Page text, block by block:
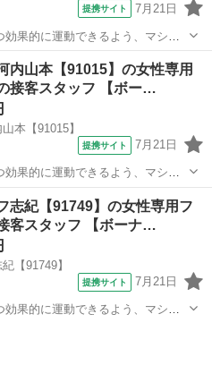
提携サイト 7月21日
果的に運動できるよう、マシン
初めての方や苦手な方がほとん
「今日はこの動きを意識しまし
ら、...
内山本【91015】の女性専用
接客スタッフ 【ボー…
本【91015】
提携サイト 7月21日
果的に運動できるよう、マシン
初めての方や苦手な方がほとん
「今日はこの動きを意識しまし
ら、...
志紀【91749】の女性専用フ
客スタッフ 【ボーナ…
【91749】
提携サイト 7月21日
果的に運動できるよう、マシン